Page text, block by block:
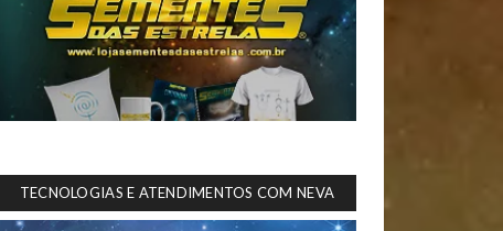
TECNOLOGIAS E ATENDIMENTOS COM NEVA